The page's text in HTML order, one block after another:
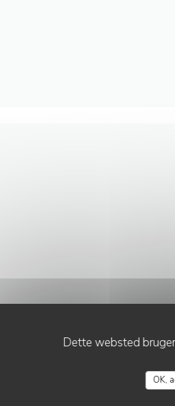
Dette websted
OK,
LES MARCHES